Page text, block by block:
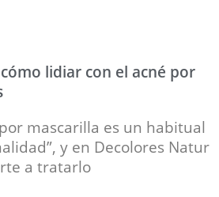
lidiar con el acné por
mascarilla es un habitual
y en Decolores Natur
a tratarlo